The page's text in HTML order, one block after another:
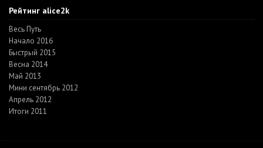
Рейтинг alice2k
Весь Путь
Начало 2016
Быстрый 2015
Весна 2014
Май 2013
Мини сентябрь 2012
Апрель 2012
Итоги 2011